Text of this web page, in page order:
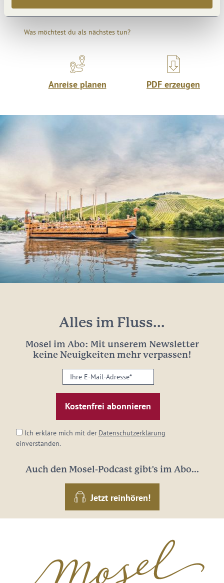
Was möchtest du als nächstes tun?
Anreise planen PDF erzeugen
Alles im Fluss...
Mosel im Abo: Mit unserem Newsletter
keine Neuigkeiten mehr verpassen!
Ihre
E-
Mail-
Adresse:
Ich erkläre mich mit der Datenschutzerklärung
einverstanden.
Auch den Mosel-Podcast gibt's im Abo...
Jetzt reinhören!